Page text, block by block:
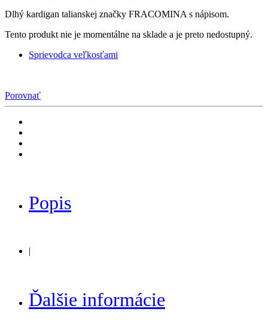
Dlhý kardigan talianskej značky FRACOMINA s nápisom.
Tento produkt nie je momentálne na sklade a je preto nedostupný.
Sprievodca veľkosťami
Porovnať
Popis
|
Ďalšie informácie